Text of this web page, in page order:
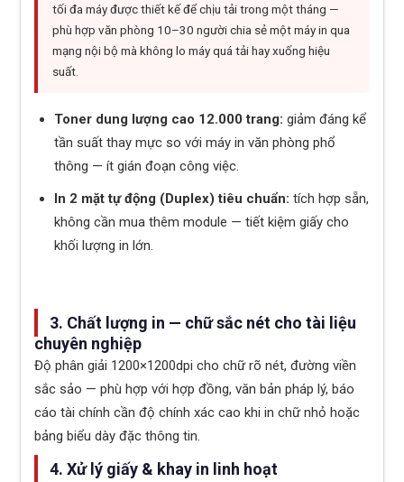
tối đa máy được thiết kế để chịu tải trong một tháng —
phù hợp văn phòng 10–30 người chia sẻ một máy in qua
mạng nội bộ mà không lo máy quá tải hay xuống hiệu
suất.
Toner dung lượng cao 12.000 trang: giảm đáng kể
tần suất thay mực so với máy in văn phòng phổ
thông — ít gián đoạn công việc.
In 2 mặt tự động (Duplex) tiêu chuẩn: tích hợp sẵn,
không cần mua thêm module — tiết kiệm giấy cho
khối lượng in lớn.
3. Chất lượng in — chữ sắc nét cho tài liệu
chuyên nghiệp
Độ phân giải 1200×1200dpi cho chữ rõ nét, đường viền
sắc sảo — phù hợp với hợp đồng, văn bản pháp lý, báo
cáo tài chính cần độ chính xác cao khi in chữ nhỏ hoặc
bảng biểu dày đặc thông tin.
4. Xử lý giấy & khay in linh hoạt